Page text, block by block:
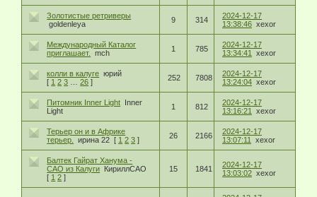
Золотистые ретриверы
goldenleya
9 314
2024-12-17
13:38:46 xexor
Международный Каталог
приглашает.
mch 1 785
2024-12-17
13:34:41
xexor
колли в калуге юрий
[ 1 2 3 26 ] 252 7808
2024-12-17
13:24:04 xexor
Питомник Inner Light Inner
Light
1 812
2024-12-17
13:16:21
xexor
Терьер он и в Африке
терьер.
ирина 22 [ 1 2 3 ] 26 2166
2024-12-17
13:07:11
xexor
Балтек Гайрат Ханума -
САО из Калуги КириллСАО
[ 1 2 ]
15 1841
2024-12-17
13:03:02 xexor